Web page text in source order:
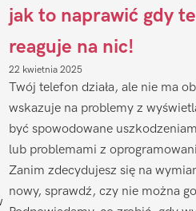
jak to naprawić gdy
reaguje na nic!
22 kwietnia 2025
Twój telefon działa, ale nie ma
wskazuje na problemy z
być spowodowane
lub problemami z
Zanim zdecydujesz się na
nowy, sprawdź, czy nie można